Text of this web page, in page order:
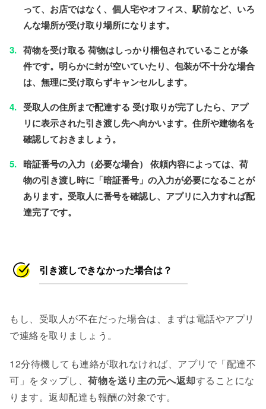
って、お店ではなく、個人宅やオフィス、駅前など、いろ
んな場所が受け取り場所になります。
荷物を受け取る 荷物はしっかり梱包されていることが条
件です。明らかに封が空いていたり、包装が不十分な場合
は、無理に受け取らずキャンセルします。
受取人の住所まで配達する 受け取りが完了したら、アプ
リに表示された引き渡し先へ向かいます。住所や建物名を
確認しておきましょう。
暗証番号の入力（必要な場合） 依頼内容によっては、荷
物の引き渡し時に「暗証番号」の入力が必要になることが
あります。受取人に番号を確認し、アプリに入力すれば配
達完了です。
引き渡しできなかった場合は？
もし、受取人が不在だった場合は、まずは電話やアプリ
で連絡を取りましょう。
12分待機しても連絡が取れなければ、アプリで「配達不
可」をタップし、 荷物を送り主の元へ返却することにな
ります。返却配達も報酬の対象です。